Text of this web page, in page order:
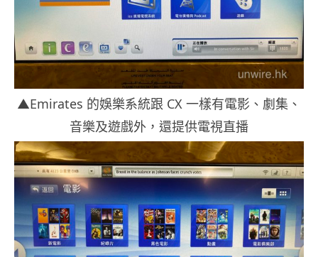
▲Emirates 的娛樂系統跟 CX 一樣有電影、劇集、
音樂及遊戲外，還提供電視直播